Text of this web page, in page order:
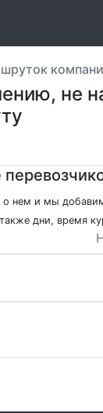
не
нем и мы добавим
дни, время